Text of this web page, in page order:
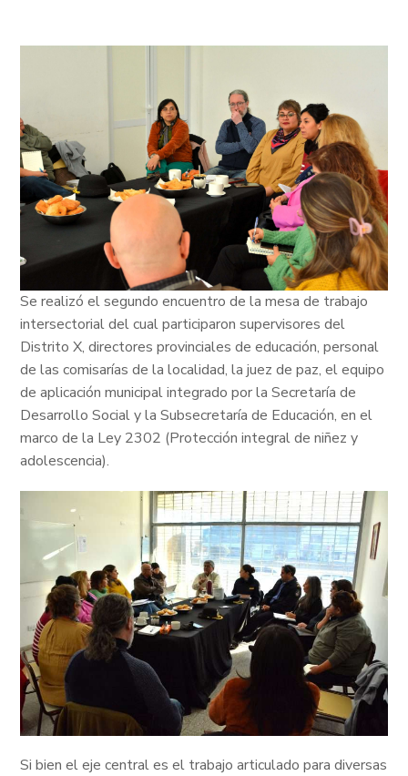
Se realizó el segundo encuentro de la mesa de trabajo
intersectorial del cual participaronsupervisores del
Distrito X, directores provinciales de educación, personal
de las comisarías de la localidad, la juez de paz, el equipo
de aplicación municipal integrado por la Secretaría de
Desarrollo Social y la Subsecretaría de Educación, en el
marco de la Ley 2302 (Protección integral de niñez y
adolescencia).
Si bien el eje central es el trabajo articulado para diversas